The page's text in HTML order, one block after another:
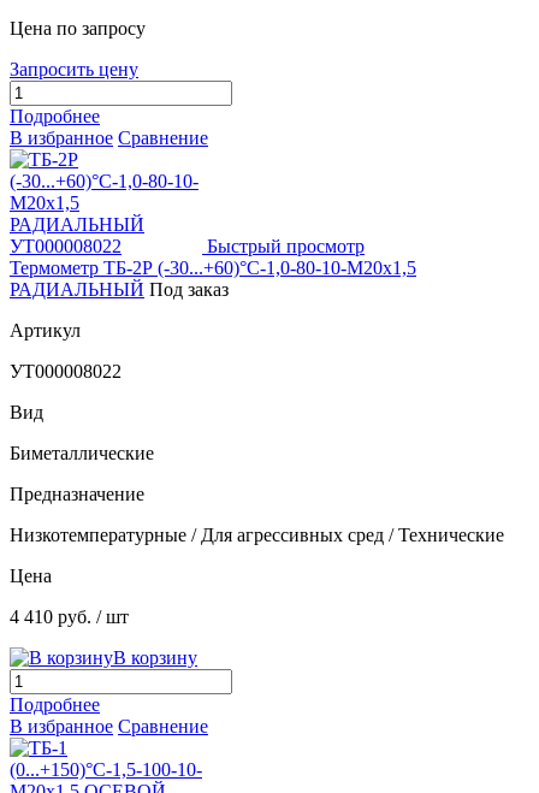
Цена по запросу
Запросить цену
Подробнее
В избранное Сравнение
Быстрый просмотр
Термометр ТБ-2Р (-30...+60)°С-1,0-80-10-М20х1,5
РАДИАЛЬНЫЙ Под заказ
Артикул
УТ000008022
Вид
Биметаллические
Предназначение
Низкотемпературные / Для агрессивных сред / Технические
Цена
4 410 руб. / шт
В корзину
Подробнее
В избранное Сравнение